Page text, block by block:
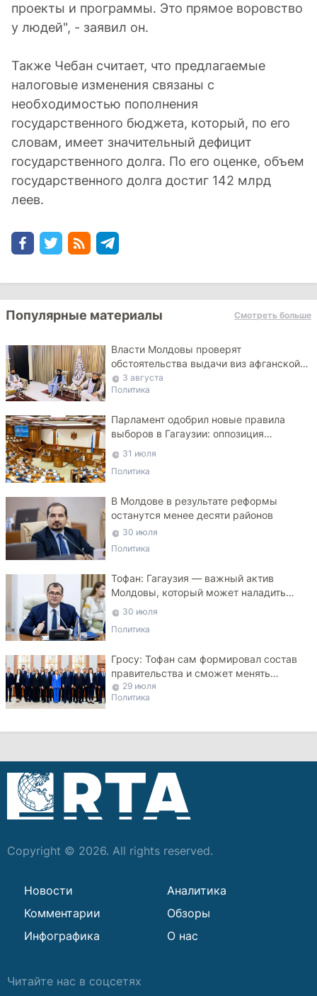
проекты и программы. Это прямое воровство
у людей", - заявил он.
Также Чебан считает, что предлагаемые
налоговые изменения связаны с
необходимостью пополнения
государственного бюджета, который, по его
словам, имеет значительный дефицит
государственного долга. По его оценке, объем
государственного долга достиг 142 млрд
леев.
Популярные материалы Смотреть больше
Власти Молдовы проверят
обстоятельства выдачи виз афганской
делегации
3 августа
Политика
Парламент одобрил новые правила
выборов в Гагаузии: оппозиция
критикует законопроект
31 июля
Политика
В Молдове в результате реформы
останутся менее десяти районов
30 июля
Политика
Тофан: Гагаузия — важный актив
Молдовы, который может наладить
мосты с Турцией
30 июля
Политика
Гросу: Тофан сам формировал состав
правительства и сможет менять
министров
29 июля
Политика
Copyright © 2026. All rights reserved.
Новости
Аналитика
Комментарии
Обзоры
Инфографика
О нас
Читайте нас в соцсетях